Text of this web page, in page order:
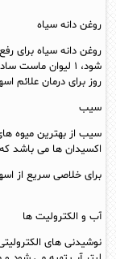
روغن دانه سیاه
روغن دانه سیاه برای
روز برای درمان علائم
سیب
سیب از بهترین میوه
اکسیدان ها می باشد
برای خلاصی سریع از اسهال در روز ۳
آب و الکترولیت ها